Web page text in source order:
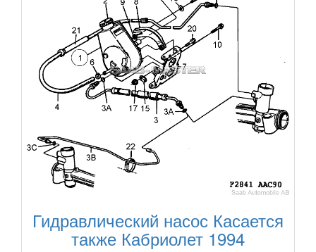
Гидравлический насос Касается
также Кабриолет 1994